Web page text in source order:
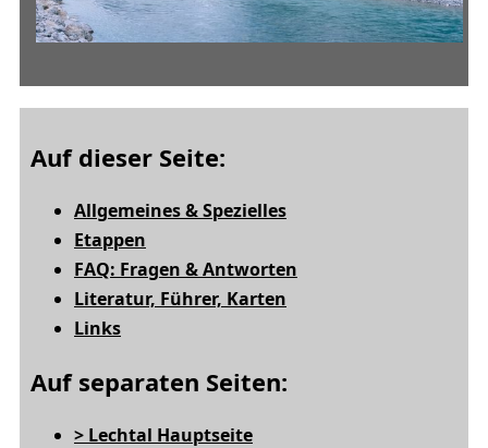
Auf dieser Seite:
Allgemeines & Spezielles
Etappen
FAQ: Fragen & Antworten
Literatur, Führer, Karten
Links
Auf separaten Seiten:
> Lechtal Hauptseite